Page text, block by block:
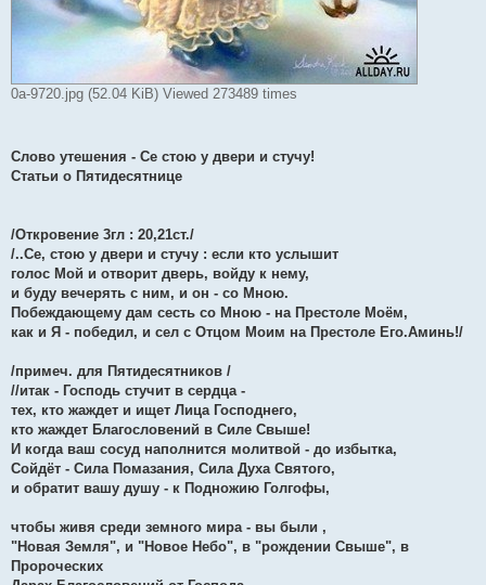
0а-9720.jpg (52.04 KiB) Viewed 273489 times
Слово утешения - Се стою у двери и стучу!
Статьи о Пятидесятнице
/Откровение 3гл : 20,21ст./
/..Се, стою у двери и стучу : если кто услышит
голос Мой и отворит дверь, войду к нему,
и буду вечерять с ним, и он - со Мною.
Побеждающему дам сесть со Мною - на Престоле Моём,
как и Я - победил, и сел с Отцом Моим на Престоле Его.Аминь!/
/примеч. для Пятидесятников /
//итак - Господь стучит в сердца -
тех, кто жаждет и ищет Лица Господнего,
кто жаждет Благословений в Силе Свыше!
И когда ваш сосуд наполнится молитвой - до избытка,
Сойдёт - Сила Помазания, Сила Духа Святого,
и обратит вашу душу - к Подножию Голгофы,
чтобы живя среди земного мира - вы были ,
"Новая Земля", и "Новое Небо", в "рождении Свыше", в
Пророческих